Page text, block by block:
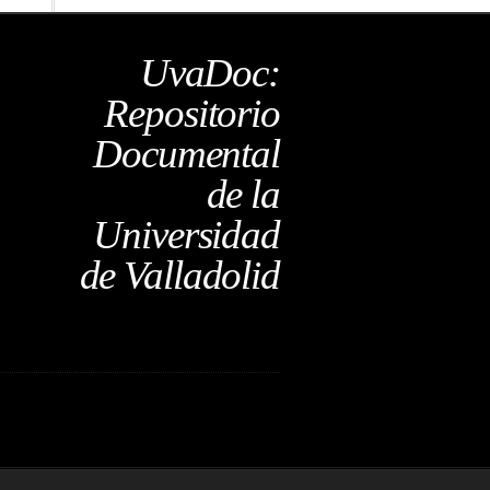
UvaDoc:
Repositorio
Documental
de la
Universidad
de Valladolid